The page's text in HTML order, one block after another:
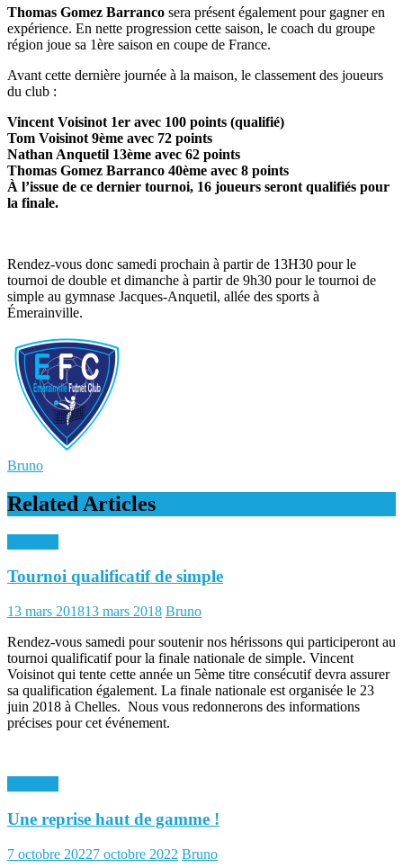
Thomas Gomez Barranco sera présent également pour gagner en
expérience. En nette progression cette saison, le coach du groupe
région joue sa 1ère saison en coupe de France.
Avant cette dernière journée à la maison, le classement des joueurs
du club :
Vincent Voisinot 1er avec 100 points (qualifié)
Tom Voisinot 9ème avec 72 points
Nathan Anquetil 13ème avec 62 points
Thomas Gomez Barranco 40ème avec 8 points
À l’issue de ce dernier tournoi, 16 joueurs seront qualifiés pour
la finale.
Rendez-vous donc samedi prochain à partir de 13H30 pour le
tournoi de double et dimanche à partir de 9h30 pour le tournoi de
simple au gymnase Jacques-Anquetil, allée des sports à
Émerainville.
Bruno
Related Articles
Tournoi qualificatif de simple
Posted
13 mars 201813 mars 2018 Author
Bruno
Rendez-vous samedi pour soutenir nos hérissons qui participeront au
tournoi qualificatif pour la finale nationale de simple. Vincent
Voisinot qui tente cette année un 5ème titre consécutif devra assurer
sa qualification également. La finale nationale est organisée le 23
juin 2018 à Chelles. Nous vous redonnerons des informations
précises pour cet événement.
Une reprise haut de gamme !
Posted
7 octobre 20227 octobre 2022 Author
Bruno